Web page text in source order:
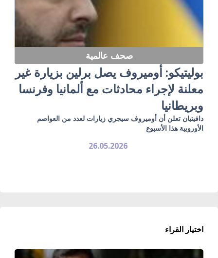
صحف عالمية
بوليتيكو: أوميروف يصل برلين بزيارة غير
معلنة لإجراء محادثات مع ألمانيا وفرنسا
وبريطانيا
دافيتيان تعلن أن أوميروف سيجري زيارات لعدد من العواصم
الأوروبية هذا الأسبوع
26.05.2026
اختيار القراء